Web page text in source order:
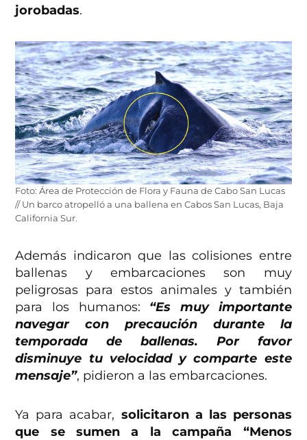
jorobadas.
Foto: Área de Protección de Flora y Fauna de Cabo San Lucas
// Un barco atropelló a una ballena en Cabos San Lucas, Baja
California Sur.
Además indicaron que las colisiones entre
ballenas y embarcaciones son muy
peligrosas para estos animales y también
para los humanos: “Es muy importante
navegar con precaución durante la
temporada de ballenas. Por favor
disminuye tu velocidad y comparte este
mensaje”, pidieron a las embarcaciones.
Ya para acabar, solicitaron a las personas
que se sumen a la campaña “Menos